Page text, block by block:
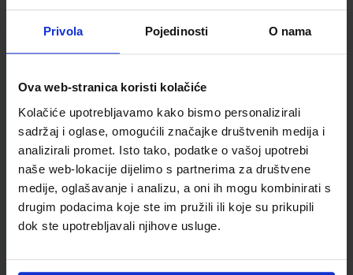
Privola Pojedinosti O nama
Ova web-stranica koristi kolačiće
Kolačiće upotrebljavamo kako bismo personalizirali
sadržaj i oglase, omogućili značajke društvenih medija i
analizirali promet. Isto tako, podatke o vašoj upotrebi
naše web-lokacije dijelimo s partnerima za društvene
medije, oglašavanje i analizu, a oni ih mogu kombinirati s
drugim podacima koje ste im pružili ili koje su prikupili
dok ste upotrebljavali njihove usluge.
Blok kolegij A4 80 listova
diktando, Herlitz
3,43 €